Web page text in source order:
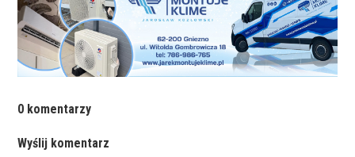
0 komentarzy
Wyślij komentarz